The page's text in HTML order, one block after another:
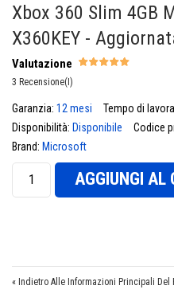
Xbox 360 Slim 4GB
X360KEY -
Valutazione
3 Recensione(i)
Garanzia: 12 mesi Tempo di
Disponibilità: Disponibile Codice
Brand: Microsoft
AGGIUNGI AL
« Indietro Alle Informazioni Principali Del